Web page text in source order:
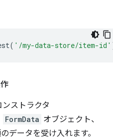
( '/my-data-store/item-id'
ストラクタ
FormData オブジェクト、
データを受け入れます。